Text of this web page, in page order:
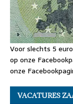
Voor slechts 5
op onze
onze
VACATURES